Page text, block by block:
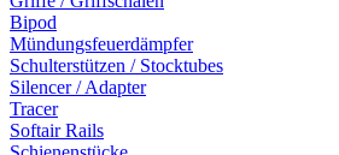
Bipod
Mündungsfeuerdämpfer
Schulterstützen / Stocktubes
Silencer / Adapter
Tracer
Softair Rails